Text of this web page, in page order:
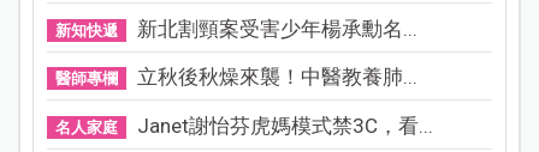
新知快遞 新北割頸案受害少年楊承勳名...
醫師專欄 立秋後秋燥來襲！中醫教養肺...
名人家庭 Janet謝怡芬虎媽模式禁3C，看...